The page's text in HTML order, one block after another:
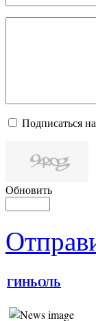
Подписаться
Обновить
ГИНЬОЛЬ